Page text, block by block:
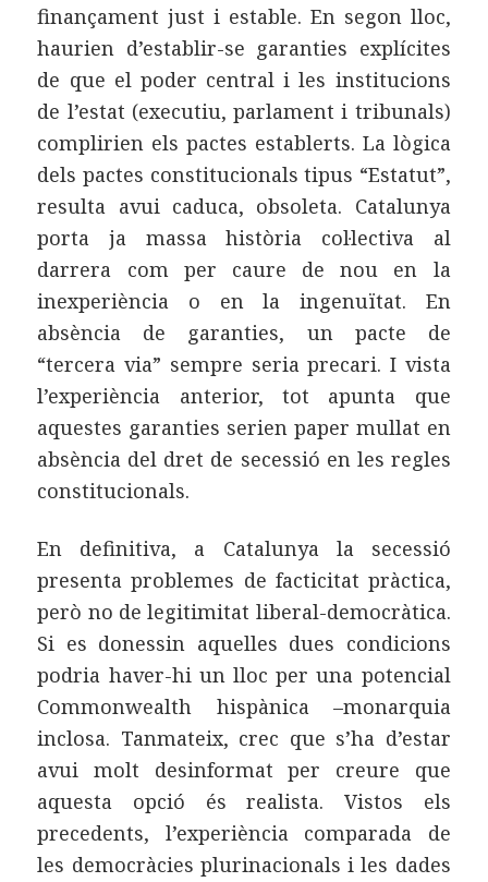
finançament just i estable. En segon lloc,
haurien d’establir-se garanties explícites
de que el poder central i les institucions
de l’estat (executiu, parlament i tribunals)
complirien els pactes establerts. La lògica
dels pactes constitucionals tipus “Estatut”,
resulta avui caduca, obsoleta. Catalunya
porta ja massa història col·lectiva al
darrera com per caure de nou en la
inexperiència o en la ingenuïtat. En
absència de garanties, un pacte de
“tercera via” sempre seria precari. I vista
l’experiència anterior, tot apunta que
aquestes garanties serien paper mullat en
absència del dret de secessió en les regles
constitucionals.
En definitiva, a Catalunya la secessió
presenta problemes de facticitat pràctica,
però no de legitimitat liberal-democràtica.
Si es donessin aquelles dues condicions
podria haver-hi un lloc per una potencial
Commonwealth hispànica –monarquia
inclosa. Tanmateix, crec que s’ha d’estar
avui molt desinformat per creure que
aquesta opció és realista. Vistos els
precedents, l’experiència comparada de
les democràcies plurinacionals i les dades